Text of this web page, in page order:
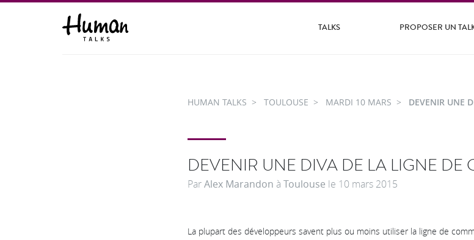
TALKS PROPOSER UN
HUMAN TALKS TOULOUSE MARDI 10 MARS DEVENIR UNE
DEVENIR UNE DIVA DE LA LIGNE DE
ParAlex Marandon à Toulouse le 10 mars 2015
La plupart des développeurs savent plus ou moins utiliser la ligne de